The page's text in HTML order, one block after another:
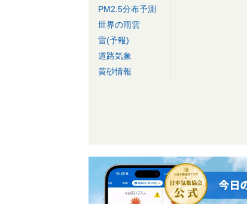
PM2.5分布予測
世界の雨雲
雷(予報)
道路気象
黄砂情報